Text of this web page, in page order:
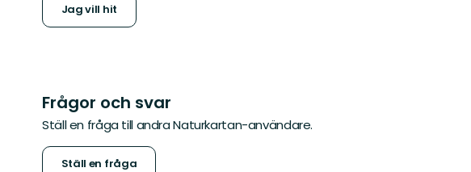
Jag vill hit
Frågor och svar
Ställ en fråga till andra Naturkartan-användare.
Ställ en fråga